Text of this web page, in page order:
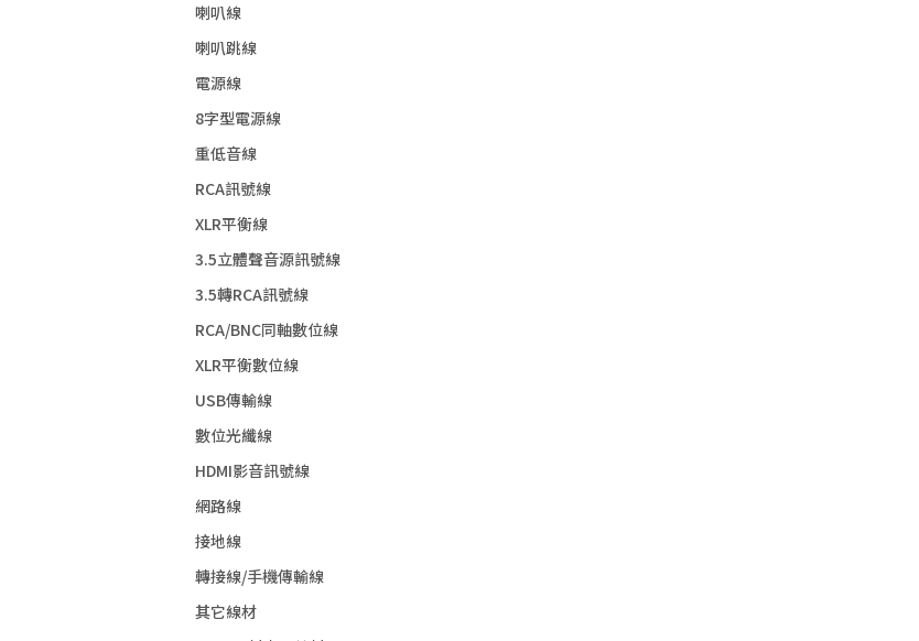
喇叭線
喇叭跳線
電源線
8字型電源線
重低音線
RCA訊號線
XLR平衡線
3.5立體聲音源訊號線
3.5轉RCA訊號線
RCA/BNC同軸數位線
XLR平衡數位線
USB傳輸線
數位光纖線
HDMI影音訊號線
網路線
接地線
轉接線/手機傳輸線
其它線材